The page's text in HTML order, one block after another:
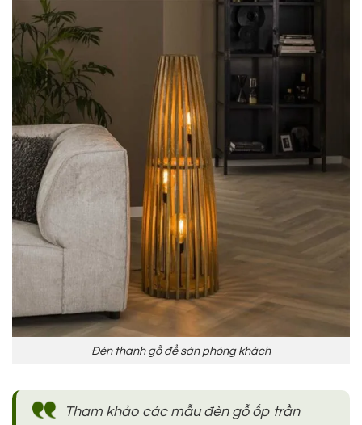
Đèn thanh gỗ để sàn phòng khách
Tham khảo các mẫu đèn gỗ ốp trần